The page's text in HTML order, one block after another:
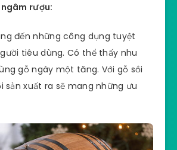
ngâm rượu:
đến những công dụng tuyệt
tiêu dùng. Có thể thấy nhu
gỗ ngày một tăng. Với gỗ sồi
sản xuất ra sẽ mang những ưu